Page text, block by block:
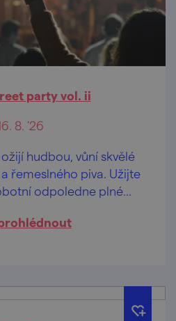
party vol. ii
8. '26
hudbou, vůní skvělé
řemeslného piva. Užijte
odpoledne plné
zdarma.